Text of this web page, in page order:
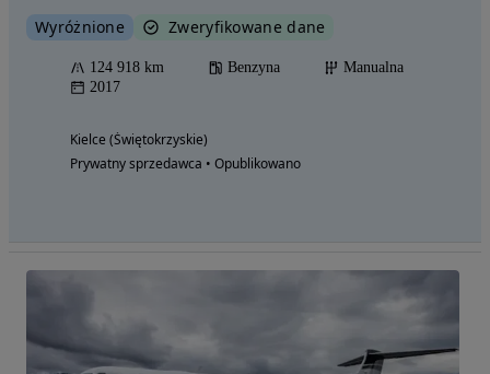
Wyróżnione Zweryfikowane dane
124 918 km Benzyna
Manualna
2017
Kielce (Świętokrzyskie)
Prywatny sprzedawca • Opublikowano